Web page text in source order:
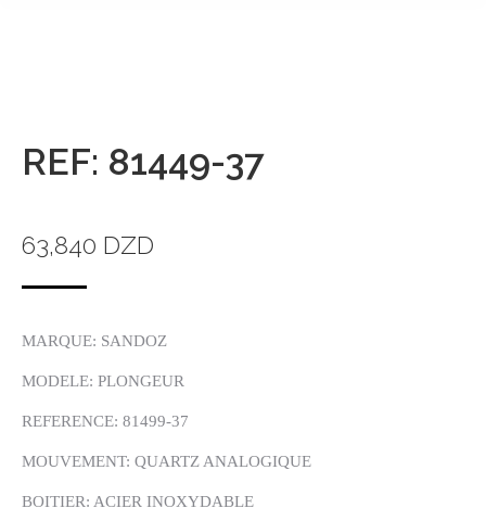
REF: 81449-37
63,840 DZD
MARQUE: SANDOZ
MODELE: PLONGEUR
REFERENCE: 81499-37
MOUVEMENT: QUARTZ ANALOGIQUE
BOITIER: ACIER INOXYDABLE